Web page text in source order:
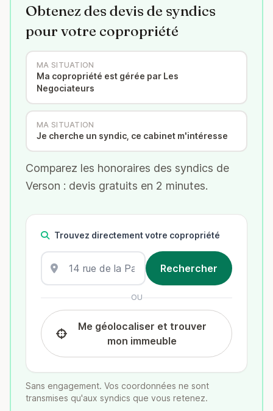
Obtenez des devis de syndics
pour votre copropriété
MA SITUATION
Ma copropriété est gérée par Les
Negociateurs
MA SITUATION
Je cherche un syndic, ce cabinet m'intéresse
Comparez les honoraires des syndics de
Verson : devis gratuits en 2 minutes.
Trouvez directement votre copropriété
OU
Me géolocaliser et trouver
mon immeuble
Sans engagement. Vos coordonnées ne sont
transmises qu'aux syndics que vous retenez.